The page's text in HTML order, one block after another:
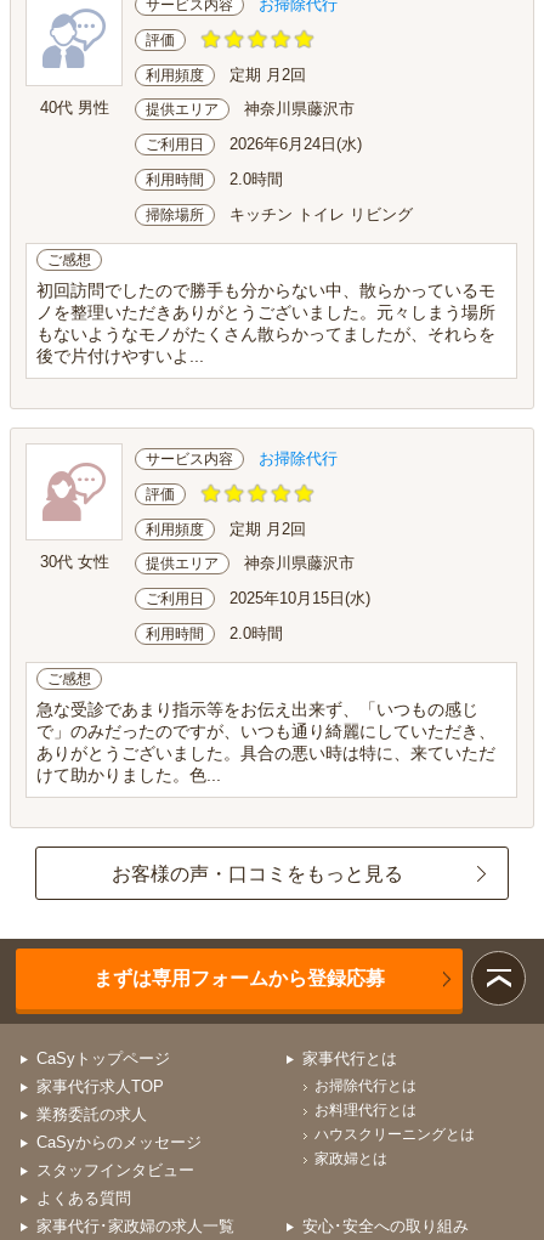
40代 男性
サービス内容 お掃除代行
評価
利用頻度 定期 月2回
提供エリア 神奈川県藤沢市
ご利用日 2026年6月24日(水)
利用時間 2.0時間
掃除場所 キッチン トイレ リビング
ご感想
初回訪問でしたので勝手も分からない中、散らかっているモ
ノを整理いただきありがとうございました。元々しまう場所
もないようなモノがたくさん散らかってましたが、それらを
後で片付けやすいよ...
30代 女性
サービス内容 お掃除代行
評価
利用頻度 定期 月2回
提供エリア 神奈川県藤沢市
ご利用日 2025年10月15日(水)
利用時間 2.0時間
ご感想
急な受診であまり指示等をお伝え出来ず、「いつもの感じ
で」のみだったのですが、いつも通り綺麗にしていただき、
ありがとうございました。具合の悪い時は特に、来ていただ
けて助かりました。色...
お客様の声・口コミをもっと見る
まずは専用フォームから登録応募
CaSyトップページ
家事代行求人TOP
業務委託の求人
CaSyからのメッセージ
スタッフインタビュー
よくある質問
家事代行とは
お掃除代行とは
お料理代行とは
ハウスクリーニングとは
家政婦とは
家事代行･家政婦の求人一覧 安心･安全への取り組み